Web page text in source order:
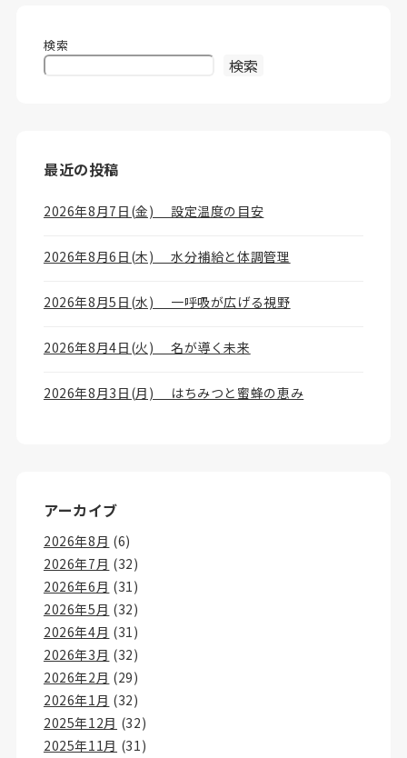
検索
検索
最近の投稿
2026年8月7日(金) 設定温度の目安
2026年8月6日(木) 水分補給と体調管理
2026年8月5日(水) 一呼吸が広げる視野
2026年8月4日(火) 名が導く未来
2026年8月3日(月) はちみつと蜜蜂の恵み
アーカイブ
2026年8月 (6)
2026年7月 (32)
2026年6月 (31)
2026年5月 (32)
2026年4月 (31)
2026年3月 (32)
2026年2月 (29)
2026年1月 (32)
2025年12月 (32)
2025年11月 (31)